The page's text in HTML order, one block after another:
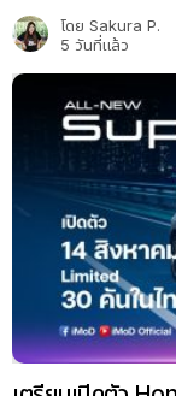
โดย Sakura P.
5 วันที่แล้ว